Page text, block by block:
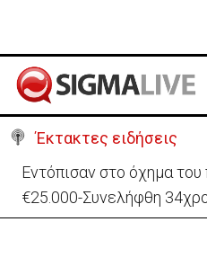
Έκτακτες ειδήσεις
Μαλαισία: Πανικός σε
ανοίξει την έξοδο